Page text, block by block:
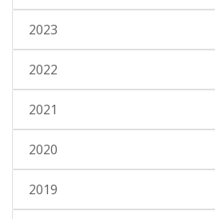
2023
2022
2021
2020
2019